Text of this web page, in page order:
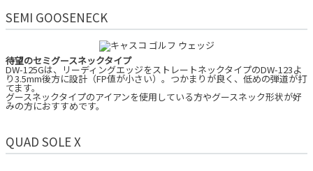
SEMI GOOSENECK
待望のセミグースネックタイプ
DW-125Gは、リーディングエッジをストレートネックタイプのDW-123よ
り3.5mm後方に設計（FP値が小さい）。つかまりが良く、低めの弾道が打
てます。
グースネックタイプのアイアンを使用している方やグースネック形状が好
みの方におすすめです。
QUAD SOLE X